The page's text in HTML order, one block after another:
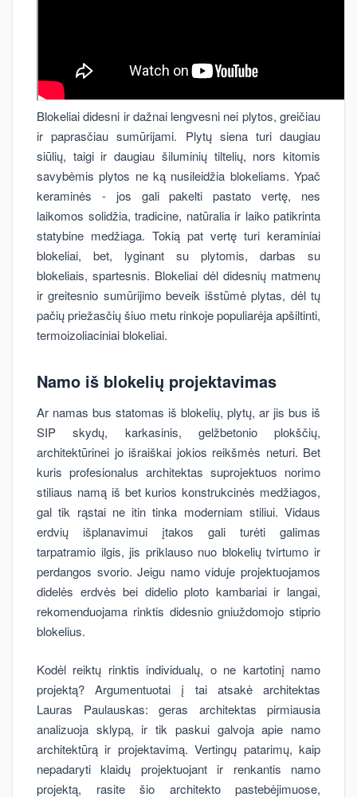
Blokeliai didesni ir dažnai lengvesni nei plytos, greičiau
ir paprasčiau sumūrijami. Plytų siena turi daugiau
siūlių, taigi ir daugiau šiluminių tiltelių, nors kitomis
savybėmis plytos ne ką nusileidžia blokeliams. Ypač
keraminės - jos gali pakelti pastato vertę, nes
laikomos solidžia, tradicine, natūralia ir laiko patikrinta
statybine medžiaga. Tokią pat vertę turi keraminiai
blokeliai, bet, lyginant su plytomis, darbas su
blokeliais, spartesnis. Blokeliai dėl didesnių matmenų
ir greitesnio sumūrijimo beveik išstūmė plytas, dėl tų
pačių priežasčių šiuo metu rinkoje populiarėja apšiltinti,
termoizoliaciniai blokeliai.
Namo iš blokelių projektavimas
Ar namas bus statomas iš blokelių, plytų, ar jis bus iš
SIP skydų, karkasinis, gelžbetonio plokščių,
architektūrinei jo išraiškai jokios reikšmės neturi. Bet
kuris profesionalus architektas suprojektuos norimo
stiliaus namą iš bet kurios konstrukcinės medžiagos,
gal tik rąstai ne itin tinka moderniam stiliui. Vidaus
erdvių išplanavimui įtakos gali turėti galimas
tarpatramio ilgis, jis priklauso nuo blokelių tvirtumo ir
perdangos svorio. Jeigu namo viduje projektuojamos
didelės erdvės bei didelio ploto kambariai ir langai,
rekomenduojama rinktis didesnio gniuždomojo stiprio
blokelius.
Kodėl reiktų rinktis individualų, o ne kartotinį namo
projektą? Argumentuotai į tai atsakė architektas
Lauras Paulauskas: geras architektas pirmiausia
analizuoja sklypą, ir tik paskui galvoja apie namo
architektūrą ir projektavimą. Vertingų patarimų, kaip
nepadaryti klaidų projektuojant ir renkantis namo
projektą, rasite šio architekto pastebėjimuose,